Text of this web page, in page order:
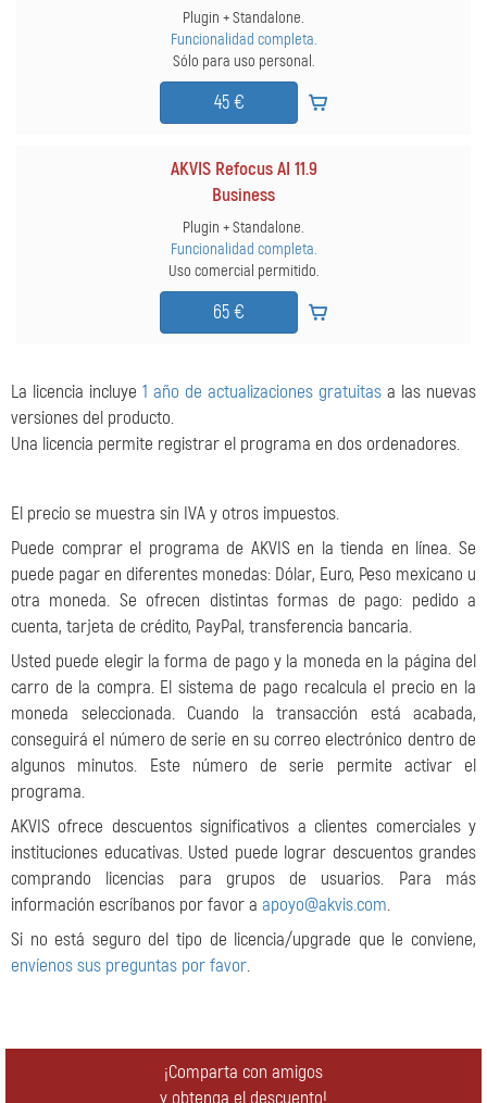
Plugin + Standalone.
Funcionalidad completa.
Sólo para uso personal.
45 €
AKVIS Refocus AI 11.9
Business
Plugin + Standalone.
Funcionalidad completa.
Uso comercial permitido.
65 €
La licencia incluye 1 año de actualizaciones gratuitas a las nuevas
versiones del producto.
Una licencia permite registrar el programa en dos ordenadores.
El precio se muestra sin IVA y otros impuestos.
Puede comprar el programa de AKVIS en la tienda en línea. Se
puede pagar en diferentes monedas: Dólar, Euro, Peso mexicano u
otra moneda. Se ofrecen distintas formas de pago: pedido a
cuenta, tarjeta de crédito, PayPal, transferencia bancaria.
Usted puede elegir la forma de pago y la moneda en la página del
carro de la compra. El sistema de pago recalcula el precio en la
moneda seleccionada. Cuando la transacción está acabada,
conseguirá el número de serie en su correo electrónico dentro de
algunos minutos. Este número de serie permite activar el
programa.
AKVIS ofrece descuentos significativos a clientes comerciales y
instituciones educativas. Usted puede lograr descuentos grandes
comprando licencias para grupos de usuarios. Para más
información escríbanos por favor a apoyo@akvis.com.
Si no está seguro del tipo de licencia/upgrade que le conviene,
envíenos sus preguntas por favor.
¡Comparta con amigos
y obtenga el descuento!